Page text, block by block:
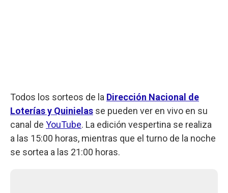
Todos los sorteos de la Dirección Nacional de
Loterías y Quinielas se pueden ver en vivo en su
canal de YouTube. La edición vespertina se realiza
a las 15:00 horas, mientras que el turno de la noche
se sortea a las 21:00 horas.